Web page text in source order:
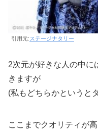
引用元:ステージナタリー
2次元が好きな人の中に
きますが
(私もどちらかというと
ここまでクオリティが